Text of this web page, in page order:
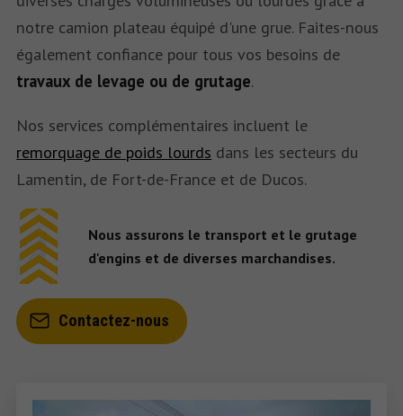
notre camion plateau équipé d'une grue. Faites-nous
également confiance pour tous vos besoins de
travaux de levage ou de grutage.
Nos services complémentaires incluent le
remorquage de poids lourds dans les secteurs du
Lamentin, de Fort-de-France et de Ducos.
Nous assurons le transport et le grutage
d'engins et de diverses marchandises.
Contactez-nous